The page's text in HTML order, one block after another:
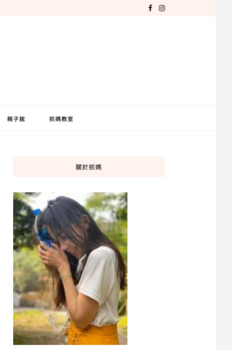
親子館 抓媽教室
關於抓媽